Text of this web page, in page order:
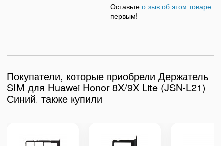
Оставьте отзыв об этом товаре
первым!
Покупатели, которые приобрели Держатель
SIM для Huawei Honor 8X/9X Lite (JSN-L21)
Синий, также купили